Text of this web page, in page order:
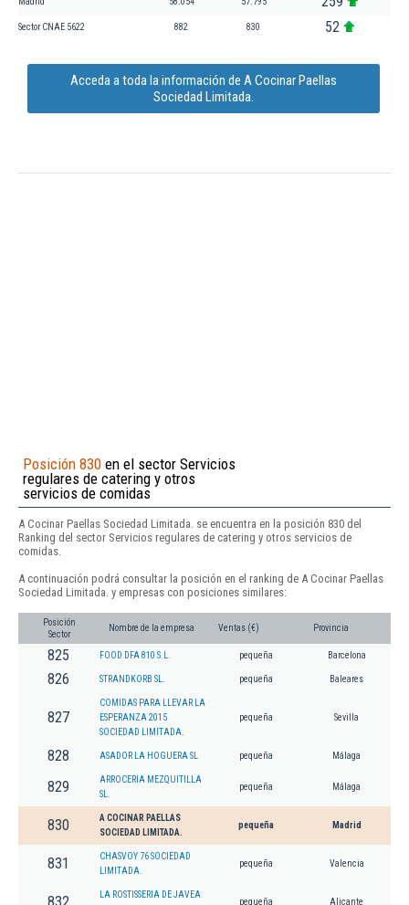
Sector CNAE 5622 882 830 52
Acceda a toda la información de A Cocinar Paellas
Sociedad Limitada.
Posición 830 en el sector Servicios
regulares de catering y otros
servicios de comidas
A Cocinar Paellas Sociedad Limitada. se encuentra en la posición 830 del
Ranking del sector Servicios regulares de catering y otros servicios de
comidas.
A continuación podrá consultar la posición en el ranking de A Cocinar Paellas
Sociedad Limitada. y empresas con posiciones similares:
Posición
Sector
Nombre de la empresa Ventas (€) Provincia
825 FOOD DFA 810 S.L. pequeña Barcelona
826 STRANDKORB SL. pequeña Baleares
827
COMIDAS PARA LLEVAR LA
ESPERANZA 2015
SOCIEDAD LIMITADA.
pequeña Sevilla
828 ASADOR LA HOGUERA SL pequeña Málaga
829
ARROCERIA MEZQUITILLA
SL.
pequeña Málaga
830
A COCINAR PAELLAS
SOCIEDAD LIMITADA.
pequeña Madrid
831
CHASVOY 76 SOCIEDAD
LIMITADA.
pequeña Valencia
LA ROSTISSERIA DE JAVEA
pequeña Alicante